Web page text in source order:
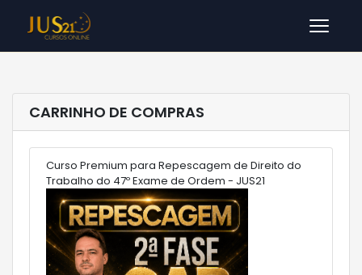
CARRINHO DE COMPRAS
Curso Premium para Repescagem de Direito do
Trabalho do 47º Exame de Ordem - JUS21